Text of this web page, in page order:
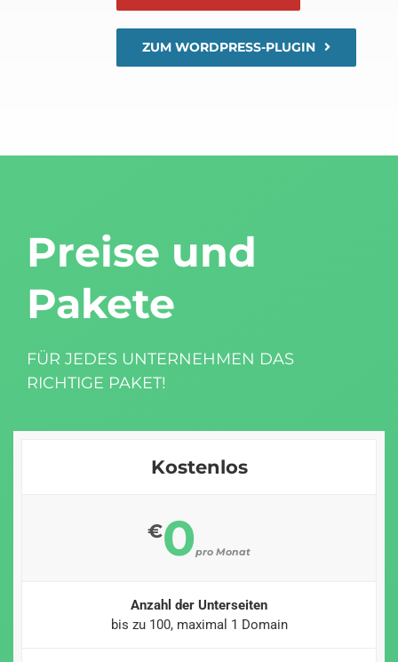
ZUM WORDPRESS-PLUGIN
Preise und
Pakete
FÜR JEDES UNTERNEHMEN DAS
RICHTIGE PAKET!
Kostenlos
€0pro Monat
Anzahl der Unterseiten
bis zu 100, maximal 1 Domain